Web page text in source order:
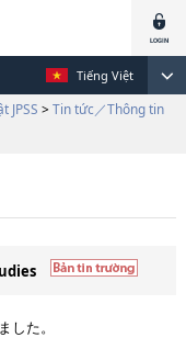
Tiếng Việt
JPSS > Tin tức／Thông tin
た。